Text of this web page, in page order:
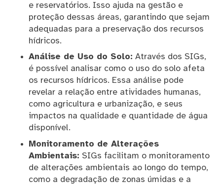
e reservatórios. Isso ajuda na gestão e
proteção dessas áreas, garantindo que sejam
adequadas para a preservação dos recursos
hídricos.
Análise de Uso do Solo: Através dos SIGs,
é possível analisar como o uso do solo afeta
os recursos hídricos. Essa análise pode
revelar a relação entre atividades humanas,
como agricultura e urbanização, e seus
impactos na qualidade e quantidade de água
disponível.
Monitoramento de Alterações
Ambientais: SIGs facilitam o monitoramento
de alterações ambientais ao longo do tempo,
como a degradação de zonas úmidas e a